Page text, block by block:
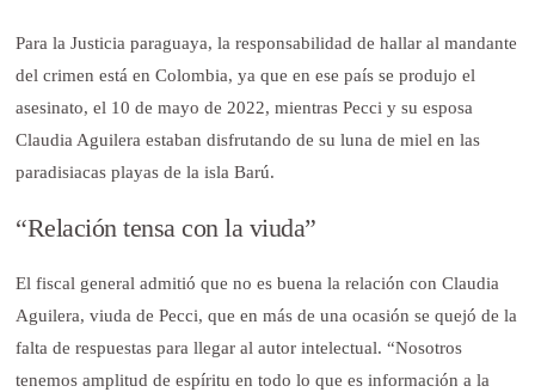
Para la Justicia paraguaya, la responsabilidad de hallar al mandante
del crimen está en Colombia, ya que en ese país se produjo el
asesinato, el 10 de mayo de 2022, mientras Pecci y su esposa
Claudia Aguilera estaban disfrutando de su luna de miel en las
paradisiacas playas de la isla Barú.
“Relación tensa con la viuda”
El fiscal general admitió que no es buena la relación con Claudia
Aguilera, viuda de Pecci, que en más de una ocasión se quejó de la
falta de respuestas para llegar al autor intelectual. “Nosotros
tenemos amplitud de espíritu en todo lo que es información a la